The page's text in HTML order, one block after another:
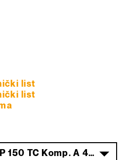
list
list
Aqua TopCoat EP 150 TC Komp. A 4 kg